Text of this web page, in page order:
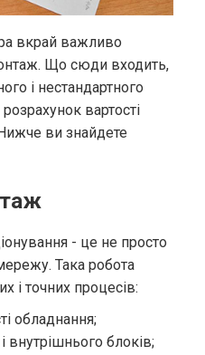
вкрай важливо
Що сюди входить,
і нестандартного
вартості
ви знайдете
- це не просто
Така робота
і точних процесів:
обладнання;
внутрішнього блоків;